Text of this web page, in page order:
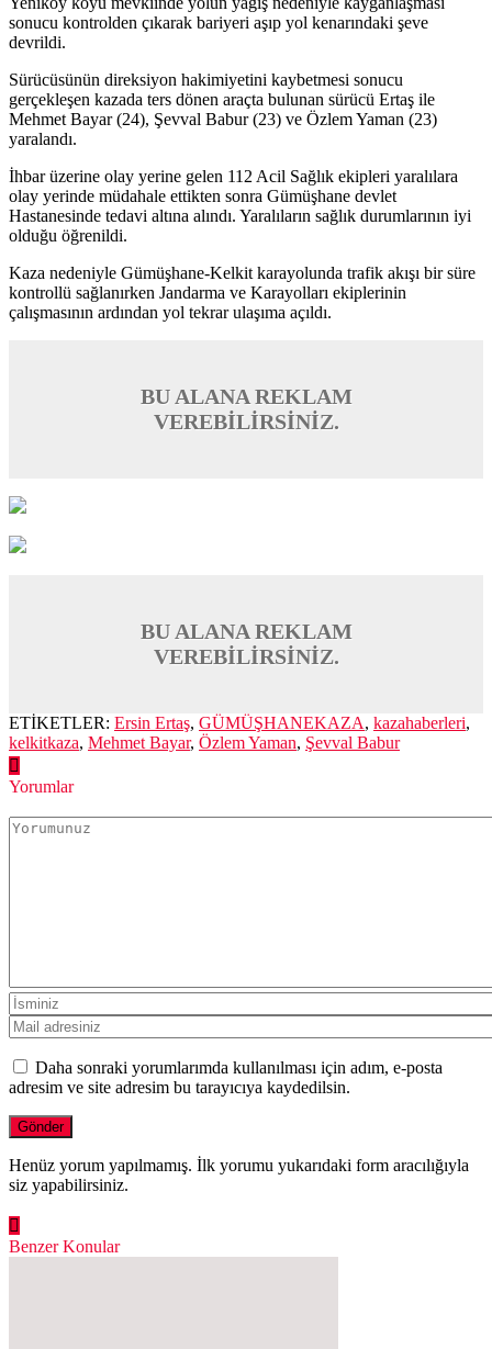
sonucu kontrolden çıkarak bariyeri aşıp yol kenarındaki şeve
devrildi.
Sürücüsünün direksiyon hakimiyetini kaybetmesi sonucu
gerçekleşen kazada ters dönen araçta bulunan sürücü Ertaş ile
Mehmet Bayar (24), Şevval Babur (23) ve Özlem Yaman (23)
yaralandı.
İhbar üzerine olay yerine gelen 112 Acil Sağlık ekipleri yaralılara
olay yerinde müdahale ettikten sonra Gümüşhane devlet
Hastanesinde tedavi altına alındı. Yaralıların sağlık durumlarının iyi
olduğu öğrenildi.
Kaza nedeniyle Gümüşhane-Kelkit karayolunda trafik akışı bir süre
kontrollü sağlanırken Jandarma ve Karayolları ekiplerinin
çalışmasının ardından yol tekrar ulaşıma açıldı.
BU ALANA REKLAM
VEREBİLİRSİNİZ.
BU ALANA REKLAM
VEREBİLİRSİNİZ.
ETİKETLER: Ersin Ertaş, GÜMÜŞHANEKAZA, kazahaberleri,
kelkitkaza, Mehmet Bayar, Özlem Yaman, Şevval Babur
Yorumlar
Daha sonraki yorumlarımda kullanılması için adım, e-posta
adresim ve site adresim bu tarayıcıya kaydedilsin.
Henüz yorum yapılmamış. İlk yorumu yukarıdaki form aracılığıyla
siz yapabilirsiniz.
Benzer Konular